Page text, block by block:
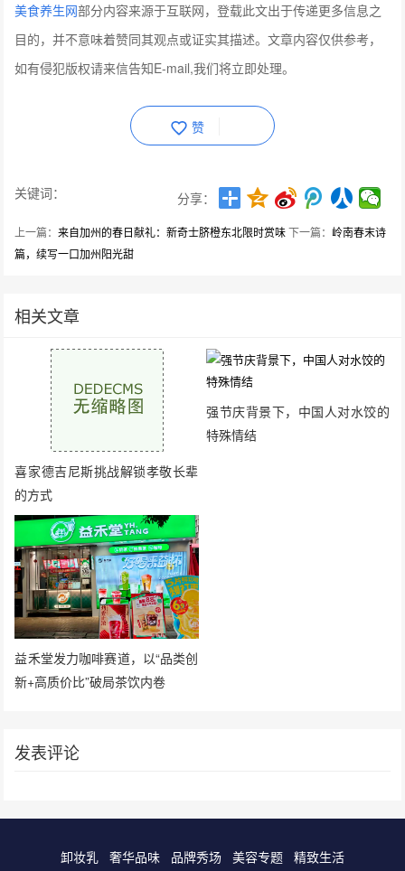
美食养生网部分内容来源于互联网，登载此文出于传递更多信息之
目的，并不意味着赞同其观点或证实其描述。文章内容仅供参考，
如有侵犯版权请来信告知E-mail,我们将立即处理。
赞
关键词： 分享：
上一篇：来自加州的春日献礼：新奇士脐橙东北限时赏味下一篇：岭南春末诗
篇，续写一口加州阳光甜
相关文章
喜家德吉尼斯挑战解锁孝敬长辈
的方式
强节庆背景下，中国人对水饺的
特殊情结
益禾堂发力咖啡赛道，以“品类创
新+高质价比”破局茶饮内卷
发表评论
卸妆乳 奢华品味 品牌秀场 美容专题 精致生活